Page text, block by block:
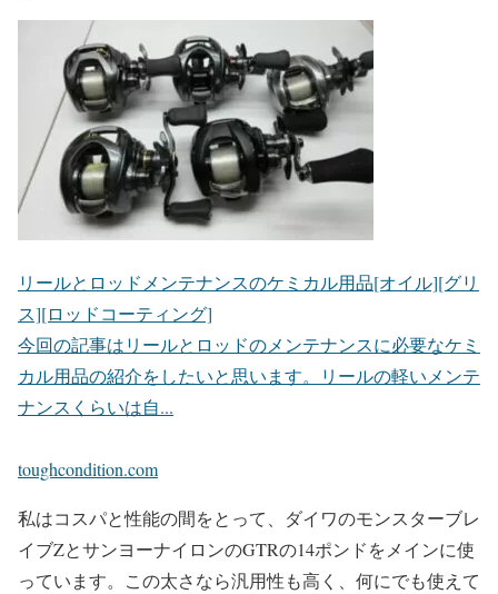
リールとロッドメンテナンスのケミカル用品[オイル][グリ
ス][ロッドコーティング]
今回の記事はリールとロッドのメンテナンスに必要なケミ
カル用品の紹介をしたいと思います。リールの軽いメンテ
ナンスくらいは自...
toughcondition.com
私はコスパと性能の間をとって、ダイワのモンスターブレ
イブZとサンヨーナイロンのGTRの14ポンドをメインに使
っています。この太さなら汎用性も高く、何にでも使えて